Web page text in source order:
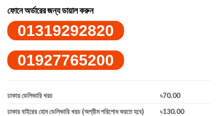
ফোনে অর্ডারের জন্য ডায়াল করুন
01319292820
01927765200
ঢাকায় ডেলিভারি খরচ
৳70.00
ঢাকার বাইরের হোম ডেলিভারি খরচ (অগ্রীম পরিশোধ করতে হবে)
৳130.00